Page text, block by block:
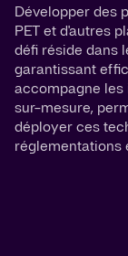
Développer des
PET et d'autres
défi réside dans
garantissant
accompagne
sur-mesure,
déployer ces
réglementations